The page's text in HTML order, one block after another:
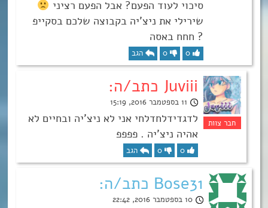
סיכוי לעוד הפעם? אבל הפעם רציני
שירילי את ניצ’יה בקבוצה שלכם בסקייפ
? חחח באסה
0
0 הגב
Juviii כתב/ה:
11 בספטמבר 2016, 15:19
לדגדידלחדלחי אני לא ניצ’יה ובחיים לא
אהיה ניצ’יה . פפפפ
0
0 הגב
Bose31 כתב/ה:
10 בספטמבר 2016, 22:42